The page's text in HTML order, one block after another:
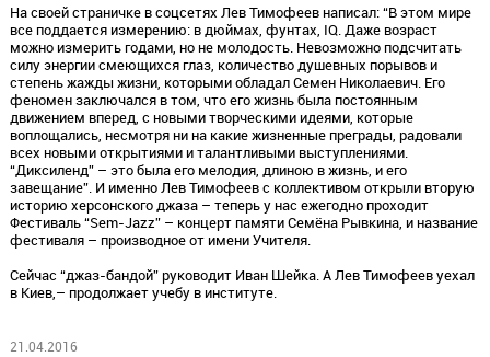
На своей страничке в соцсетях Лев Тимофеев написал: “В этом мире
все поддается измерению: в дюймах, фунтах, IQ. Даже возраст
можно измерить годами, но не молодость. Невозможно подсчитать
силу энергии смеющихся глаз, количество душевных порывов и
степень жажды жизни, которыми обладал Семен Николаевич. Его
феномен заключался в том, что его жизнь была постоянным
движением вперед, с новыми творческими идеями, которые
воплощались, несмотря ни на какие жизненные преграды, радовали
всех новыми открытиями и талантливыми выступлениями.
“Диксиленд” – это была его мелодия, длиною в жизнь, и его
завещание”. И именно Лев Тимофеев с коллективом открыли вторую
историю херсонского джаза – теперь у нас ежегодно проходит
Фестиваль “Sem-Jazz” – концерт памяти Семёна Рывкина, и название
фестиваля – производное от имени Учителя.
Сейчас “джаз-бандой” руководит Иван Шейка. А Лев Тимофеев уехал
в Киев,– продолжает учебу в институте.
21.04.2016